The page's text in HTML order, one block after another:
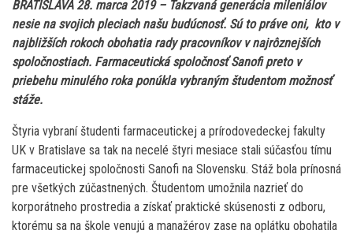
BRATISLAVA 28. marca 2019 – Takzvaná generácia mileniálov
nesie na svojich pleciach našu budúcnosť. Sú to práve oni, kto v
najbližších rokoch obohatia rady pracovníkov v najrôznejších
spoločnostiach. Farmaceutická spoločnosť Sanofi preto v
priebehu minulého roka ponúkla vybraným študentom možnosť
stáže.
Štyria vybraní študenti farmaceutickej a prírodovedeckej fakulty
UK v Bratislave sa tak na necelé štyri mesiace stali súčasťou tímu
farmaceutickej spoločnosti Sanofi na Slovensku. Stáž bola prínosná
pre všetkých zúčastnených. Študentom umožnila nazrieť do
korporátneho prostredia a získať praktické skúsenosti z odboru,
ktorému sa na škole venujú a manažérov zase na oplátku obohatila